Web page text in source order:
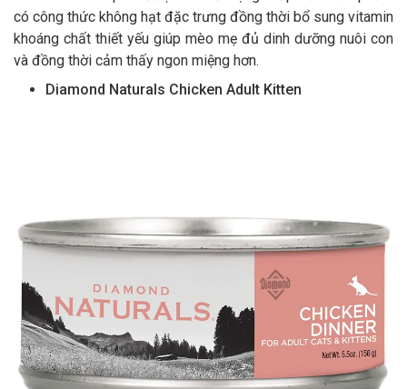
có công thức không hạt đặc trưng đồng thời bổ sung vitamin
khoáng chất thiết yếu giúp mèo mẹ đủ dinh dưỡng nuôi con
và đồng thời cảm thấy ngon miệng hơn.
Diamond Naturals Chicken Adult Kitten